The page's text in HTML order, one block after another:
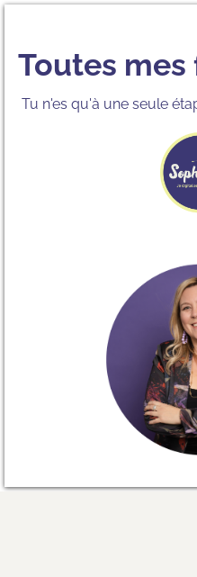
Toutes
Tu n'es qu'à une seule